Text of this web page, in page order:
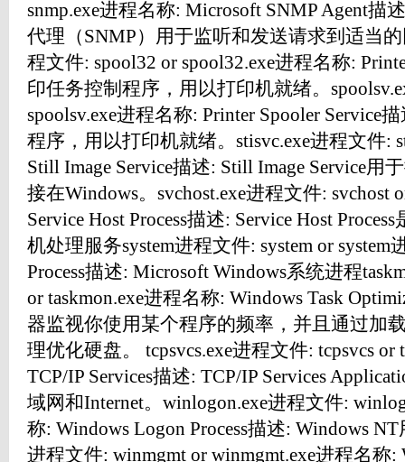
snmp.exe进程名称: Microsoft SNMP Agent描
代理（SNMP）用于监听和发送请求到适当
程文件: spool32 or spool32.exe进程名称:
印任务控制程序，用以打印机就绪。
spoolsv.exe进程名称: Printer Spooler Service
程序，用以打印机就绪。stisvc.exe进程文件:
Still Image Service描述: Still Image Service用
接在Windows。svchost.exe进程文件: svchost
Service Host Process描述: Service Host
机处理服务system进程文件: system or system
Process描述: Microsoft Windows系统进程
or taskmon.exe进程名称: Windows Task
器监视你使用某个程序的频率，并且通过加
理优化硬盘。 tcpsvcs.exe进程文件: tcpsvcs or
TCP/IP Services描述: TCP/IP Services
域网和Internet。winlogon.exe进程文件:
称: Windows Logon Process描述: Windows
进程文件: winmgmt or winmgmt.exe进程名称: